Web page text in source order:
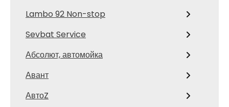
Lambo 92 Non-stop
Sevbat Service
Абсолют, автомойка
Авант
АвтоZ